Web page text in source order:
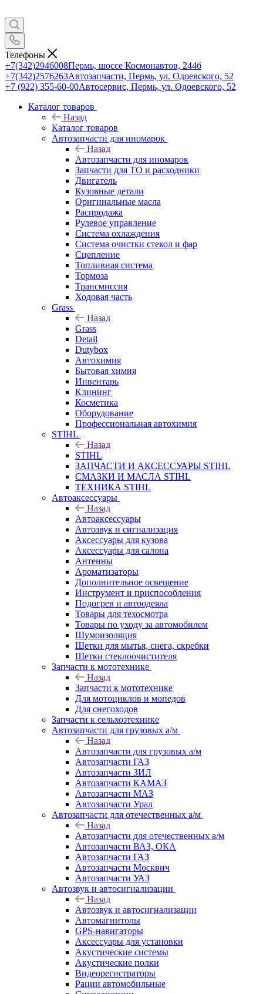
Телефоны
+7(342)2946008Пермь, шоссе Космонавтов, 244б
+7(342)2576263Автозапчасти, Пермь, ул. Одоевского, 52
+7 (922) 355-60-00Автосервис, Пермь, ул. Одоевского, 52
Каталог товаров
Назад
Каталог товаров
Автозапчасти для иномарок
Назад
Автозапчасти для иномарок
Запчасти для ТО и расходники
Двигатель
Кузовные детали
Оригинальные масла
Распродажа
Рулевое управление
Система охлаждения
Система очистки стекол и фар
Сцепление
Топливная система
Тормоза
Трансмиссия
Ходовая часть
Grass
Назад
Grass
Detail
Dutybox
Автохимия
Бытовая химия
Инвентарь
Клининг
Косметика
Оборудование
Профессиональная автохимия
STIHL
Назад
STIHL
ЗАПЧАСТИ И АКСЕССУАРЫ STIHL
СМАЗКИ И МАСЛА STIHL
ТЕХНИКА STIHL
Автоаксессуары
Назад
Автоаксессуары
Автозвук и сигнализация
Аксессуары для кузова
Аксессуары для салона
Антенны
Ароматизаторы
Дополнительное освещение
Инструмент и приспособления
Подогрев и автоодеяла
Товары для техосмотра
Товары по уходу за автомобилем
Шумоизоляция
Щетки для мытья, снега, скребки
Щетки стеклоочистителя
Запчасти к мототехнике
Назад
Запчасти к мототехнике
Для мотоциклов и мопедов
Для снегоходов
Запчасти к сельхозтехнике
Автозапчасти для грузовых а/м
Назад
Автозапчасти для грузовых а/м
Автозапчасти ГАЗ
Автозапчасти ЗИЛ
Автозапчасти КАМАЗ
Автозапчасти МАЗ
Автозапчасти Урал
Автозапчасти для отечественных а/м
Назад
Автозапчасти для отечественных а/м
Автозапчасти ВАЗ, ОКА
Автозапчасти ГАЗ
Автозапчасти Москвич
Автозапчасти УАЗ
Автозвук и автосигнализации
Назад
Автозвук и автосигнализации
Автомагнитолы
GPS-навигаторы
Аксессуары для установки
Акустические системы
Акустические полки
Видеорегистраторы
Рации автомобильные